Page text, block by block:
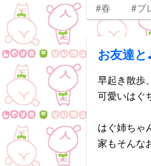
#春 #ブ
お友達
早起き散歩
可愛いはぐ
はぐ姉ちゃ
家もそんな